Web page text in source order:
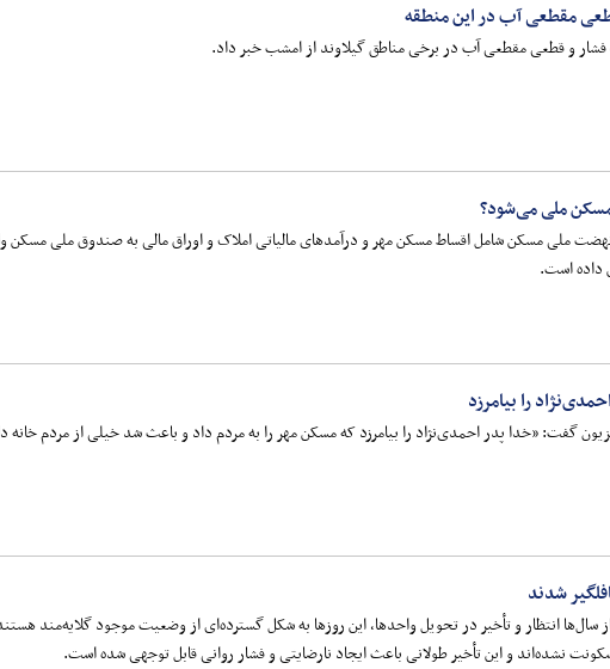
مقطعی آب در این منطقه
فشار و قطعی مقطعی آب در برخی مناطق گیلاوند از امشب خبر داد.
ملی می‌شود؟
داده است.
را بیامرزد
گفت: «خدا پدر احمدی‌نژاد را بیامرزد که مسکن مهر را به مردم داد و باعث شد خیلی از مردم خانه
شدند
انتظار و تأخیر در تحویل واحدها، این روزها به شکل گسترده‌ای از وضعیت موجود گلایه‌مند هستند.
نشده‌اند و این تأخیر طولانی باعث ایجاد نارضایتی و فشار روانی قابل توجهی شده است.